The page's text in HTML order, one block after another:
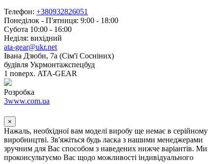
Телефон: +380932826051
Понеділок - П'ятниця: 9:00 - 18:00
Субота 10:00 - 16:00
Неділя: вихідний
ata-gear@ukr.net
Івана Дзюби, 7а (Сім'ї Сосніних)
будівля Укрмонтажспецбуд
1 поверх. ATA-GEAR
Розробка
3www.com.ua
×
Нажаль, необхідної вам моделі виробу ще немає в серійному
виробництві. Зв'яжіться будь ласка з нашими менеджерами
зручним для Вас способом з наведених нижче варіантів. Ми
проконсультуємо Вас щодо можливості індивідуального